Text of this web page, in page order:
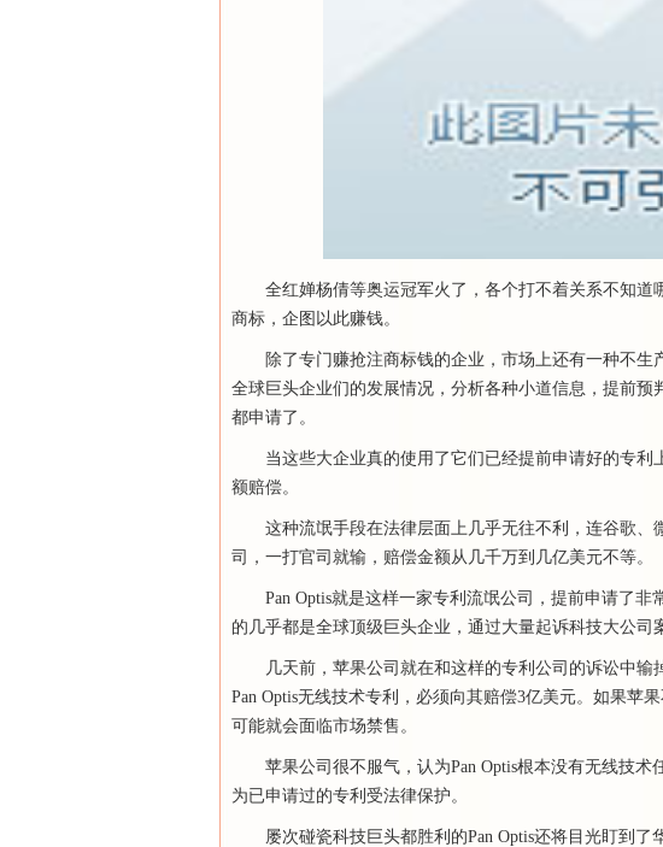
全红婵杨倩等奥运冠军火了，各个打不着关系不知
商标，企图以此赚钱。
除了专门赚抢注商标钱的企业，市场上还有一种不
全球巨头企业们的发展情况，分析各种小道信息，提前预
都申请了。
当这些大企业真的使用了它们已经提前申请好的专
额赔偿。
这种流氓手段在法律层面上几乎无往不利，连谷歌
司，一打官司就输，赔偿金额从几千万到几亿美元不等。
Pan Optis就是这样一家专利流氓公司，提前申请了
的几乎都是全球顶级巨头企业，通过大量起诉科技大公司
几天前，苹果公司就在和这样的专利公司的诉讼中
Pan Optis无线技术专利，必须向其赔偿3亿美元。如果苹
可能就会面临市场禁售。
苹果公司很不服气，认为Pan Optis根本没有无线技
为已申请过的专利受法律保护。
屡次碰瓷科技巨头都胜利的Pan Optis还将目光盯到